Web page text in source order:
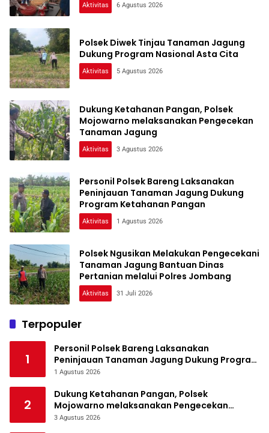
Aktivitas 6 Agustus 2026
Polsek Diwek Tinjau Tanaman Jagung
Dukung Program Nasional Asta Cita
Aktivitas 5 Agustus 2026
Dukung Ketahanan Pangan, Polsek
Mojowarno melaksanakan Pengecekan
Tanaman Jagung
Aktivitas 3 Agustus 2026
Personil Polsek Bareng Laksanakan
Peninjauan Tanaman Jagung Dukung
Program Ketahanan Pangan
Aktivitas 1 Agustus 2026
Polsek Ngusikan Melakukan Pengecekani
Tanaman Jagung Bantuan Dinas
Pertanian melalui Polres Jombang
Aktivitas 31 Juli 2026
Terpopuler
1
Personil Polsek Bareng Laksanakan
Peninjauan Tanaman Jagung Dukung Program
Ketahanan Pangan
1 Agustus 2026
2
Dukung Ketahanan Pangan, Polsek
Mojowarno melaksanakan Pengecekan
Tanaman Jagung
3 Agustus 2026